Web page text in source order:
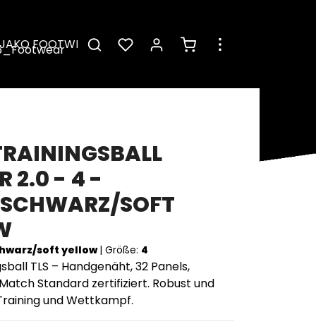
FOOTWEAR Warenkorb enthält 0
2.0 - 4 -
SOFT Y
soft yellow| Größe: 4
TLS – Handgenäht, 32 Panels,
Standard zertifiziert. Robust und
und Wettkampf.